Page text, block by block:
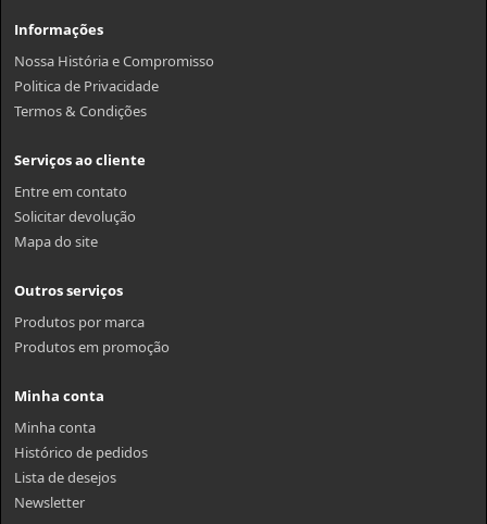
Informações
Nossa História e Compromisso
Politica de Privacidade
Termos & Condições
Serviços ao cliente
Entre em contato
Solicitar devolução
Mapa do site
Outros serviços
Produtos por marca
Produtos em promoção
Minha conta
Minha conta
Histórico de pedidos
Lista de desejos
Newsletter